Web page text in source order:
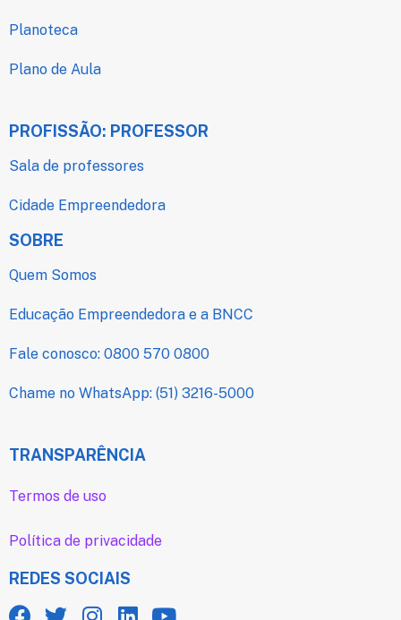
Planoteca
Plano de Aula
PROFISSÃO: PROFESSOR
Sala de professores
Cidade Empreendedora
SOBRE
Quem Somos
Educação Empreendedora e a BNCC
Fale conosco: 0800 570 0800
Chame no WhatsApp: (51) 3216-5000
TRANSPARÊNCIA
Termos de uso
Política de privacidade
REDES SOCIAIS